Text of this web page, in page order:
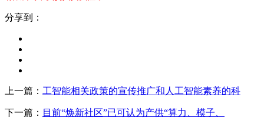
分享到：
上一篇： 工智能相关政策的宣传推广和人工智能素养的科
下一篇： 目前“焕新社区”已可认为产供“算力、模子、